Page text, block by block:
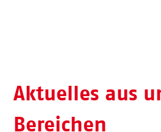
Aktuelles aus
Bereichen